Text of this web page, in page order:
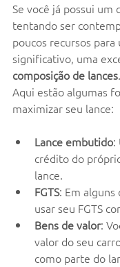
Se você já possui um
tentando ser
poucos recursos para
significativo, uma
composição de lances.
Aqui estão algumas
maximizar seu lance:
Lance embutido:
crédito do
lance.
FGTS: Em alguns
usar seu FGTS
Bens de valor:
valor do seu
como parte do